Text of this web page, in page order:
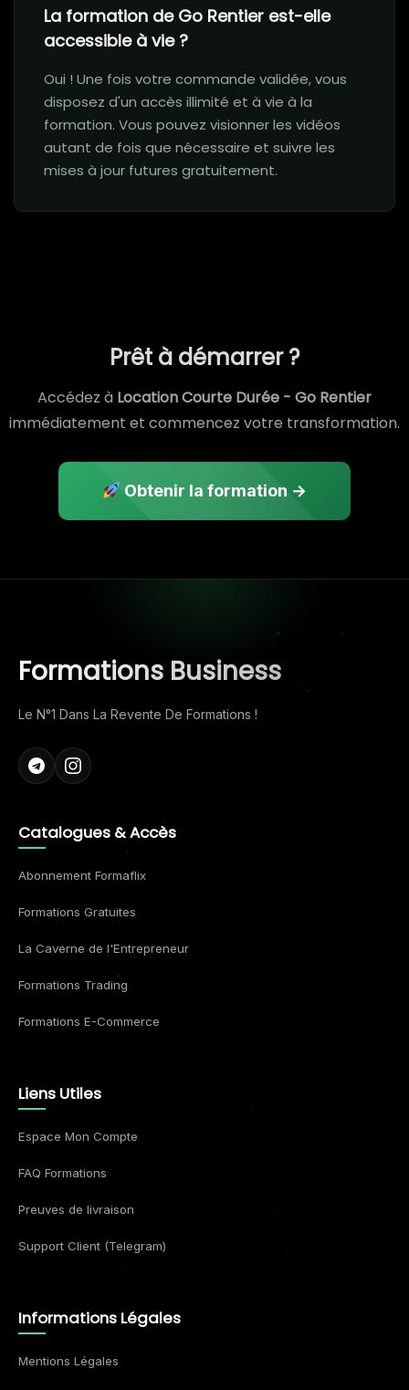
La formation de Go Rentier est-elle
accessible à vie ?
Oui ! Une fois votre commande validée, vous
disposez d'un accès illimité et à vie à la
formation. Vous pouvez visionner les vidéos
autant de fois que nécessaire et suivre les
mises à jour futures gratuitement.
Prêt à démarrer ?
Accédez à Location Courte Durée - Go Rentier
immédiatement et commencez votre transformation.
Obtenir la formation →
Formations Business
Le N°1 Dans La Revente De Formations !
Catalogues & Accès
Abonnement Formaflix
Formations Gratuites
La Caverne de l'Entrepreneur
Formations Trading
Formations E-Commerce
Liens Utiles
Espace Mon Compte
FAQ Formations
Preuves de livraison
Support Client (Telegram)
Informations Légales
Mentions Légales